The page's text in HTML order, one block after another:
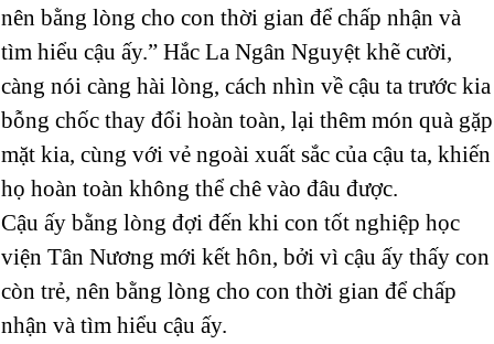
nên bằng lòng cho con thời gian để chấp nhận và
tìm hiểu cậu ấy.” Hắc La Ngân Nguyệt khẽ cười,
càng nói càng hài lòng, cách nhìn về cậu ta trước kia
bỗng chốc thay đổi hoàn toàn, lại thêm món quà gặp
mặt kia, cùng với vẻ ngoài xuất sắc của cậu ta, khiến
họ hoàn toàn không thể chê vào đâu được.
Cậu ấy bằng lòng đợi đến khi con tốt nghiệp học
viện Tân Nương mới kết hôn, bởi vì cậu ấy thấy con
còn trẻ, nên bằng lòng cho con thời gian để chấp
nhận và tìm hiểu cậu ấy.